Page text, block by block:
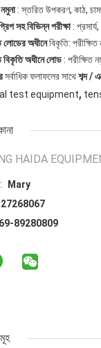
: স্তরিত উপকরণ, কাঠ,
সহ বিভিন্ন পরীক্ষা:
লোডের অধীনেবিকৃতি: পরীক্ষিত
বিকৃতি অধীনে লোড: পরীক্ষিত
সর্বাধিক ফলাফলের সাথেশব্দ /
test equipment,
HAIDA
Mary
89280809